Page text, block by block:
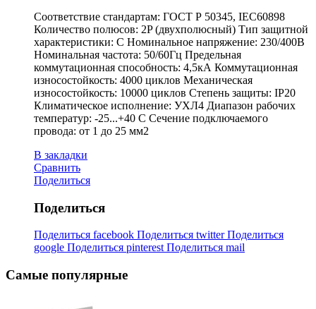
Соответствие стандартам: ГОСТ Р 50345, IEC60898
Количество полюсов: 2P (двухполюсный) Тип защитной
характеристики: C Номинальное напряжение: 230/400В
Номинальная частота: 50/60Гц Предельная
коммутационная способность: 4,5кА Коммутационная
износостойкость: 4000 циклов Механическая
износостойкость: 10000 циклов Степень защиты: IP20
Климатическое исполнение: УХЛ4 Диапазон рабочих
температур: -25...+40 С Сечение подключаемого
провода: от 1 до 25 мм2
В закладки
Сравнить
Поделиться
Поделиться
Поделиться facebook Поделиться twitterПоделиться
google Поделиться pinterest Поделиться mail
Самые популярные